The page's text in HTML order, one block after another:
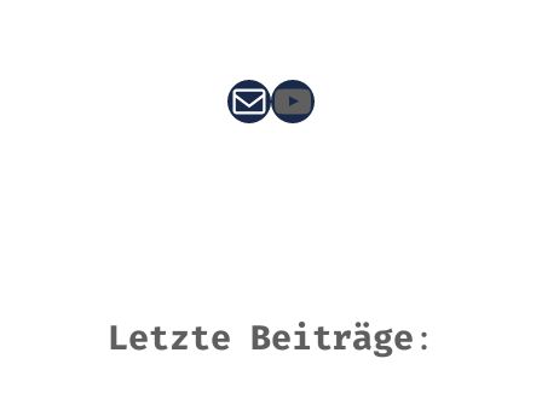
E-Mail YouTube
Letzte Beiträge: